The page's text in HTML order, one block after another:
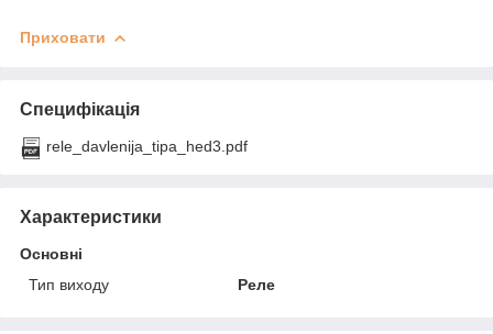
Приховати
Специфікація
rele_davlenija_tipa_hed3.pdf
Характеристики
Основні
Тип виходу
Реле